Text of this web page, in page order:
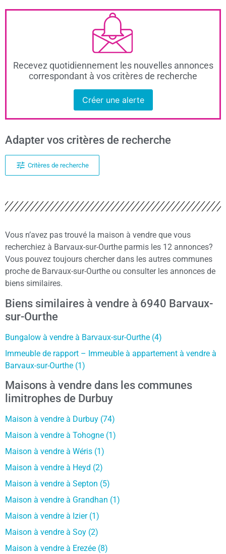
Recevez quotidiennement les nouvelles annonces
correspondant à vos critères de recherche
Créer une alerte
Adapter vos critères de recherche
Critères de recherche
Vous n’avez pas trouvé la maison à vendre que vous
recherchiez à Barvaux-sur-Ourthe parmis les 12 annonces?
Vous pouvez toujours chercher dans les autres communes
proche de Barvaux-sur-Ourthe ou consulter les annonces de
biens similaires.
Biens similaires à vendre à 6940 Barvaux-
sur-Ourthe
Bungalow à vendre à Barvaux-sur-Ourthe (4)
Immeuble de rapport – Immeuble à appartement à vendre à
Barvaux-sur-Ourthe (1)
Maisons à vendre dans les communes
limitrophes de Durbuy
Maison à vendre à Durbuy (74)
Maison à vendre à Tohogne (1)
Maison à vendre à Wéris (1)
Maison à vendre à Heyd (2)
Maison à vendre à Septon (5)
Maison à vendre à Grandhan (1)
Maison à vendre à Izier (1)
Maison à vendre à Soy (2)
Maison à vendre à Erezée (8)